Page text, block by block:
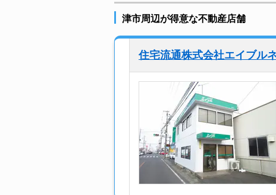
津市周辺が得意な不動産店舗
住宅流通株式会社エイブル